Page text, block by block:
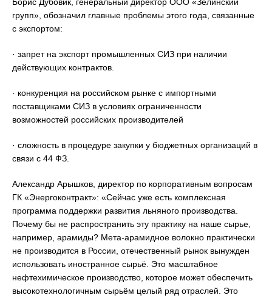
групп», обозначил главные проблемы этого года, связанные
с экспортом:
· запрет на экспорт промышленных СИЗ при наличии
действующих контрактов.
· конкуренция на российском рынке с импортными
поставщиками СИЗ в условиях ограниченности
возможностей российских производителей
· сложность в процедуре закупки у бюджетных организаций в
связи с 44 ФЗ.
Александр Арышков, директор по корпоративным вопросам
ГК «Энергоконтракт»: «Сейчас уже есть комплексная
программа поддержки развития льняного производства.
Почему бы не распространить эту практику на наше сырье,
например, арамиды? Мета-арамидное волокно практически
не производится в России, отечественный рынок вынужден
использовать иностранное сырьё. Это масштабное
нефтехимическое производство, которое может обеспечить
высокотехнологичным сырьём целый ряд отраслей. Это